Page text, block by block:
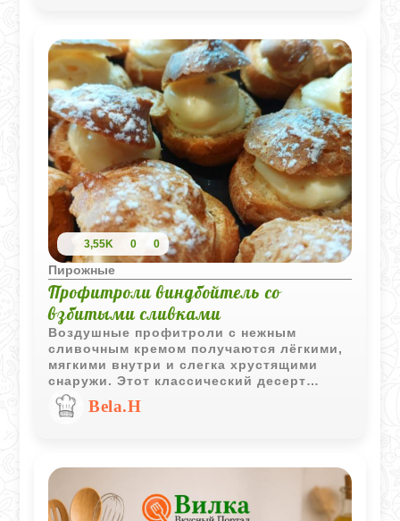
3,55K 0 0
Пирожные
Профитроли виндбойтель со
взбитыми сливками
Воздушные профитроли с нежным
сливочным кремом получаются лёгкими,
мягкими внутри и слегка хрустящими
снаружи. Этот классический десерт
отлично подходит для праздничного
стола и уютного чаепития.
Bela.H